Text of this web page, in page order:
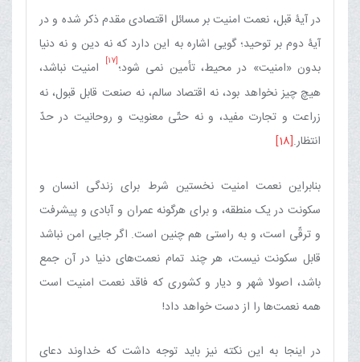
در آیۀ قبل، نعمت‏ امنیت‏ بر مسائل‏ اقتصادی‏ مقدم ذکر شده و در
آیۀ دوم بر توحید؛ گویی اشاره به این دارد که نه دین و نه دنیا
بدون «امنیت» در محیط، تأمین نمی شود؛[17]
امنیت نباشد،
هیچ چیز نخواهد بود، نه اقتصاد سالم، نه صنعت قابل قبول، نه
زراعت و تجارت مفید، و نه حتّی معنویت و روحانیت در حدّ
انتظار.[18]
بنابراین نعمت امنیت نخستین شرط برای زندگی انسان و
سکونت در یک منطقه، و برای هرگونه عمران و آبادی و پیشرفت
و ترقّی است، و به راستی هم چنین است. اگر جایی امن نباشد
قابل سکونت نیست، هر چند تمام نعمت‌های دنیا در آن جمع
باشد، اصولا شهر و دیار و کشوری که فاقد نعمت امنیت است
همه نعمت‌ها را از دست خواهد داد!
در اینجا به این نکته نیز باید توجه داشت که خداوند دعای